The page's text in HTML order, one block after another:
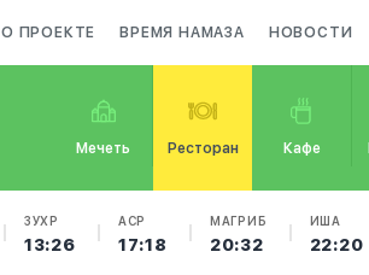
О ПРОЕКТЕ ВРЕМЯ НАМАЗА НОВОСТИ
Мечеть Ресторан Кафе
ЗУХР
13:26
АСР
17:18
МАГРИБ
20:32
ИША
22:20